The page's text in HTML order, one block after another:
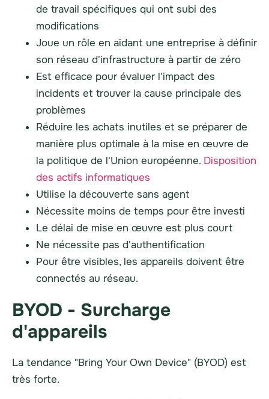
de travail spécifiques qui ont subi des
modifications
Joue un rôle en aidant une entreprise à définir
son réseau d'infrastructure à partir de zéro
Est efficace pour évaluer l'impact des
incidents et trouver la cause principale des
problèmes
Réduire les achats inutiles et se préparer de
manière plus optimale à la mise en œuvre de
la politique de l'Union européenne. Disposition
des actifs informatiques
Utilise la découverte sans agent
Nécessite moins de temps pour être investi
Le délai de mise en œuvre est plus court
Ne nécessite pas d'authentification
Pour être visibles, les appareils doivent être
connectés au réseau.
BYOD - Surcharge
d'appareils
La tendance "Bring Your Own Device" (BYOD) est
très forte.